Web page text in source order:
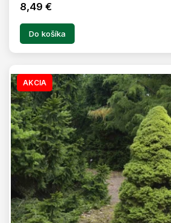
8,49 €
Do košíka
AKCIA